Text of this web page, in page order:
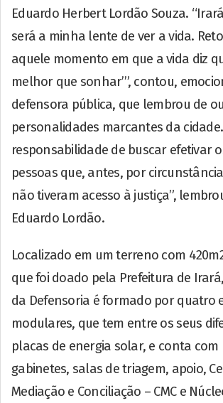
Eduardo Herbert Lordão Souza.
será a minha lente de ver a vida.
aquele momento em que a vida diz
melhor que sonhar’”, contou,
defensora pública, que lembrou de
personalidades marcantes da
responsabilidade de buscar efetivar
pessoas que, antes, por
não tiveram acesso à justiça”,
Eduardo Lordão.
Localizado em um terreno com
que foi doado pela Prefeitura de
da Defensoria é formado por quatro
modulares, que tem entre os seus
placas de energia solar, e conta com
gabinetes, salas de triagem, apoio,
Mediação e Conciliação – CMC e